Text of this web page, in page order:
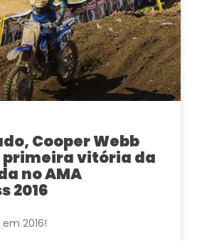
Cooper Webb
vitória da
no AMA
2016
2016!